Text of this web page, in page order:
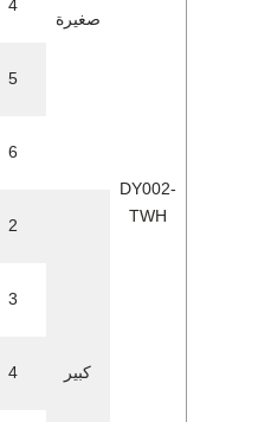
DY002-
TWH
صغيرة
4
5
6
كبير
2
3
4